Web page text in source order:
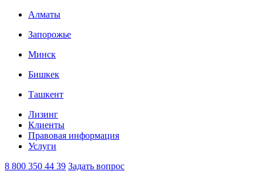
Алматы
Запорожье
Минск
Бишкек
Ташкент
Лизинг
Клиенты
Правовая информация
Услуги
8 800 350 44 39 Задать вопрос